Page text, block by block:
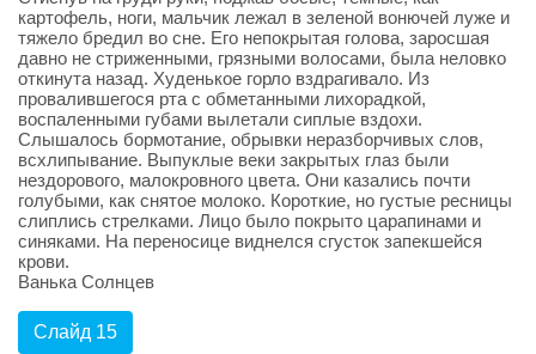
картофель, ноги, мальчик лежал в зеленой вонючей луже и
тяжело бредил во сне. Его непокрытая голова, заросшая
давно не стриженными, грязными волосами, была неловко
откинута назад. Худенькое горло вздрагивало. Из
провалившегося рта с обметанными лихорадкой,
воспаленными губами вылетали сиплые вздохи.
Слышалось бормотание, обрывки неразборчивых слов,
всхлипывание. Выпуклые веки закрытых глаз были
нездорового, малокровного цвета. Они казались почти
голубыми, как снятое молоко. Короткие, но густые ресницы
слиплись стрелками. Лицо было покрыто царапинами и
синяками. На переносице виднелся сгусток запекшейся
крови.
Ванька Солнцев
Слайд 15